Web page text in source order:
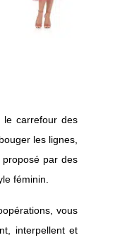
le carrefour des
les lignes,
proposé par des
féminin.
vous
interpellent et